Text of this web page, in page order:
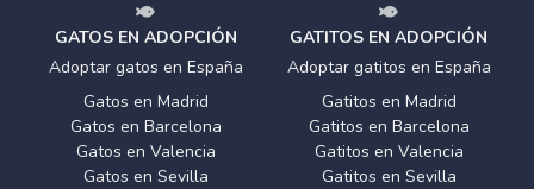
GATOS EN ADOPCIÓN
Adoptar gatos en España
Gatos en Madrid
Gatos en Barcelona
Gatos en Valencia
Gatos en Sevilla
GATITOS EN ADOPCIÓN
Adoptar gatitos en España
Gatitos en Madrid
Gatitos en Barcelona
Gatitos en Valencia
Gatitos en Sevilla